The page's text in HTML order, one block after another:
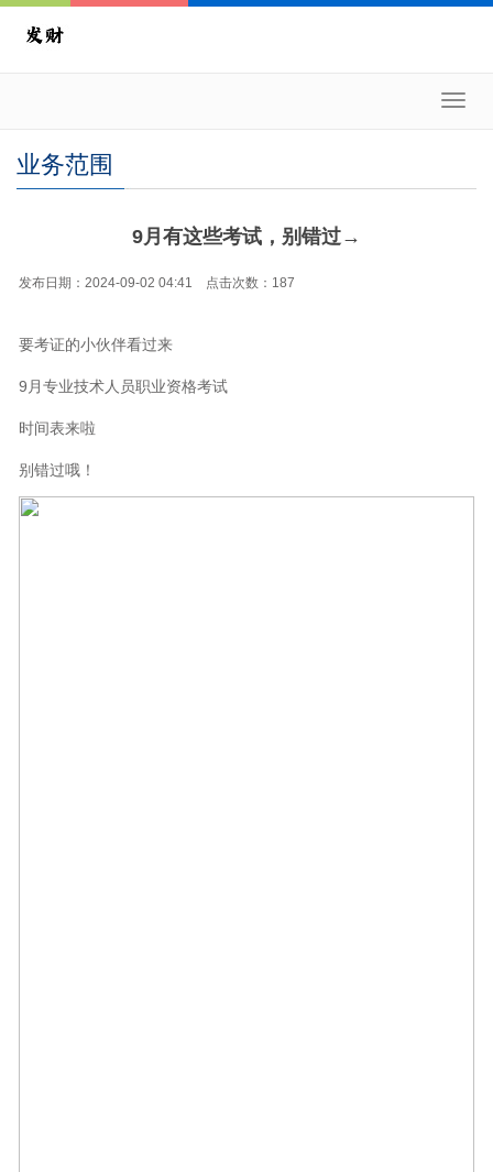
业务范围
9月有这些考试，别错过→
发布日期：2024-09-02 04:41 点击次数：187
要考证的小伙伴看过来
9月专业技术人员职业资格考试
时间表来啦
别错过哦！